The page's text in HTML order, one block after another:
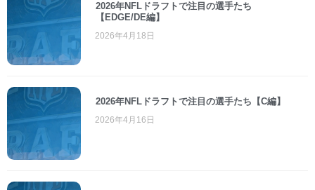
2026年NFLドラフトで注目の選手たち
【EDGE/DE編】
2026年4月18日
2026年NFLドラフトで注目の選手たち【C編】
2026年4月16日